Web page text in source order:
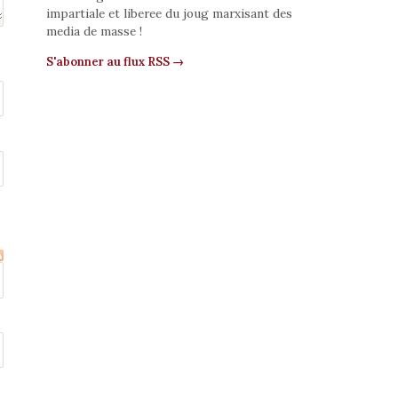
impartiale et liberee du joug marxisant des
media de masse !
S'abonner au flux RSS →